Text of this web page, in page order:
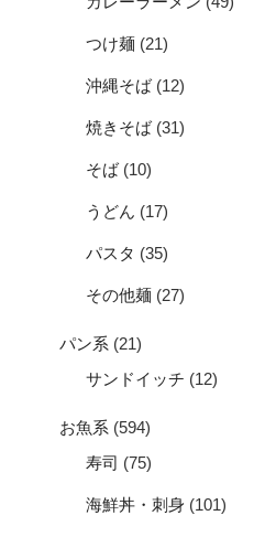
つけ麺 (21)
沖縄そば(12)
焼きそば(31)
そば(10)
うどん (17)
パスタ (35)
その他麺 (27)
パン系 (21)
サンドイッチ (12)
お魚系 (594)
寿司 (75)
海鮮丼・刺身 (101)